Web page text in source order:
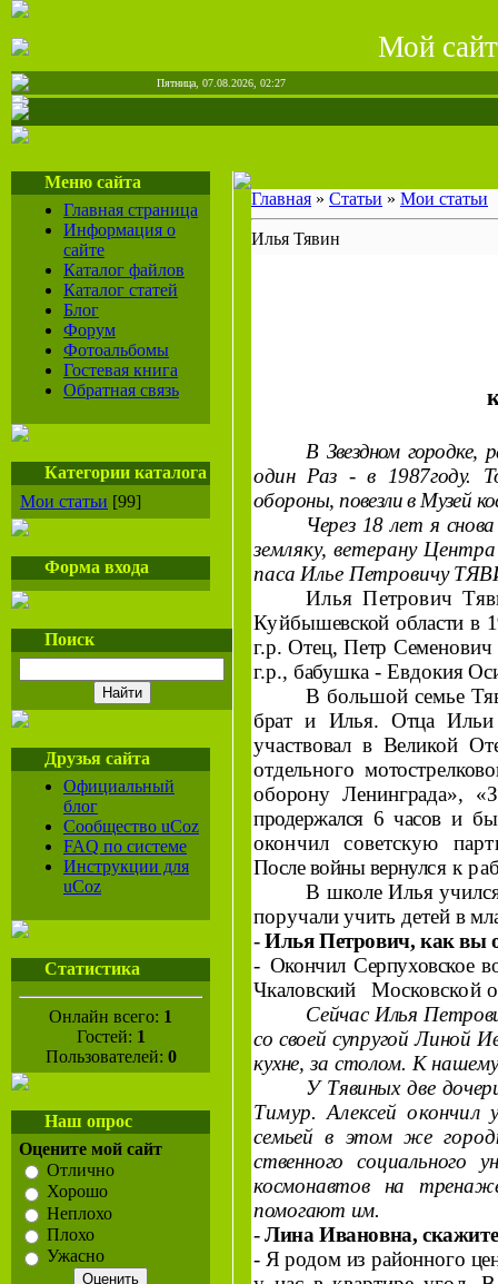
Мой сайт
Пятница, 07.08.2026, 02:27
Меню сайта
Главная страница
Информация о
сайте
Каталог файлов
Каталог статей
Блог
Форум
Фотоальбомы
Гостевая книга
Обратная связь
Категории каталога
Мои статьи [99]
Форма входа
Поиск
Друзья сайта
Официальный
блог
Сообщество uCoz
FAQ по системе
Инструкции для
uCoz
Статистика
Онлайн всего: 1
Гостей: 1
Пользователей: 0
Наш опрос
Оцените мой сайт
Отлично
Хорошо
Неплохо
Плохо
Ужасно
Главная » Статьи » Мои статьи
Илья Тявин
В Звездном городке,
один Раз - в 1987году.
обороны, повезли в Музей
Через 18 лет я
земляку, ветерану Центра
паса Илье Петровичу
Илья Петрович
Куй­бышевской области в
г.р. Отец, Петр Семено­
г.р., бабушка - Евдокия
В большой семье
брат и Илья. Отца
участвовал в Великой
отдельного мотострелко­
оборону Ленинграда»,
продержался 6 часов и
окончил советскую
После войны вернул­ся к
В школе Илья
поручали учить детей в
-Илья Петрович, как вы
- Окончил Серпуховское
Чкаловский
Мос­ковской
Сейчас Илья
со своей супругой Линой
кухне, за сто­лом. К
У Тявиных две
Тимур. Алексей окончил
семьей в этом же
ственного
космонавтов на
помогают им.
-Лина Ивановна,
- Я родом из районного